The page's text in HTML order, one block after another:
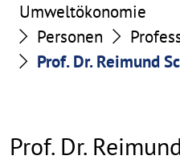
Umweltökonomie
Personen
Prof. Dr. Reimund
Prof. Dr.